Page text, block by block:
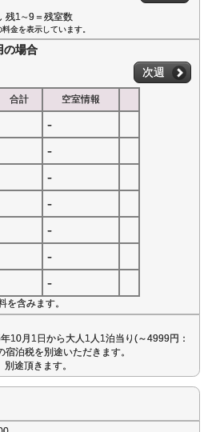
残1∼9＝残室数
金を表示しています。
の場合
次週
合計 空室情報
-
-
-
-
-
-
-
を含みます。
10月1日から大人1人1泊当り(～4999円：
泊税を別途いただきます。
途頂きます。